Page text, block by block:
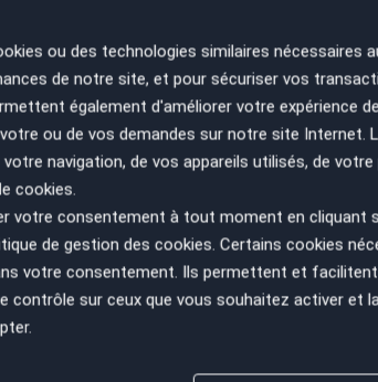
ou des technologies similaires nécessaires
de notre site, et pour sécuriser vos
également d'améliorer votre expérience
ou de vos demandes sur notre site Internet.
navigation, de vos appareils utilisés, de
cookies.
votre consentement à tout moment en cliquant
de gestion des cookies. Certains cookies
votre consentement. Ils permettent et
contrôle sur ceux que vous souhaitez activer et